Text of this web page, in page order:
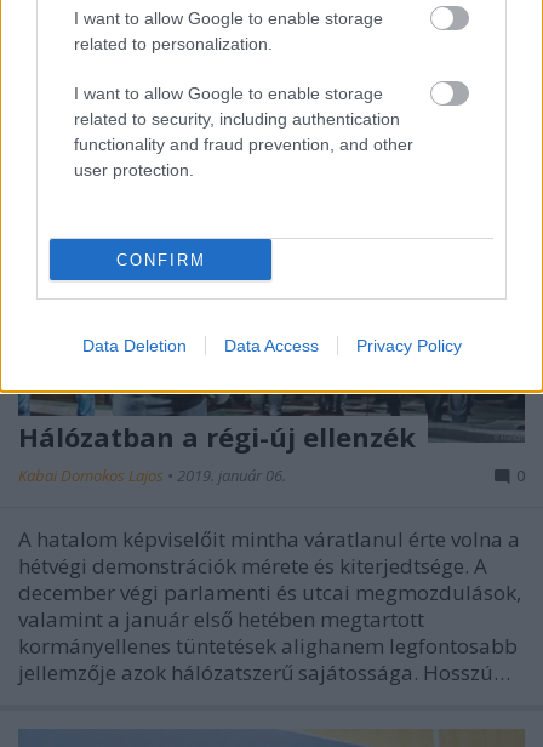
I want to allow Google to enable storage
related to personalization.
I want to allow Google to enable storage
related to security, including authentication
functionality and fraud prevention, and other
user protection.
CONFIRM
Data Deletion Data Access Privacy Policy
nyomtatott…
Hálózatban a régi-új ellenzék
Kabai Domokos Lajos • 2019. január 06. 0
A hatalom képviselőit mintha váratlanul érte volna a
hétvégi demonstrációk mérete és kiterjedtsége. A
december végi parlamenti és utcai megmozdulások,
valamint a január első hetében megtartott
kormányellenes tüntetések alighanem legfontosabb
jellemzője azok hálózatszerű sajátossága. Hosszú…